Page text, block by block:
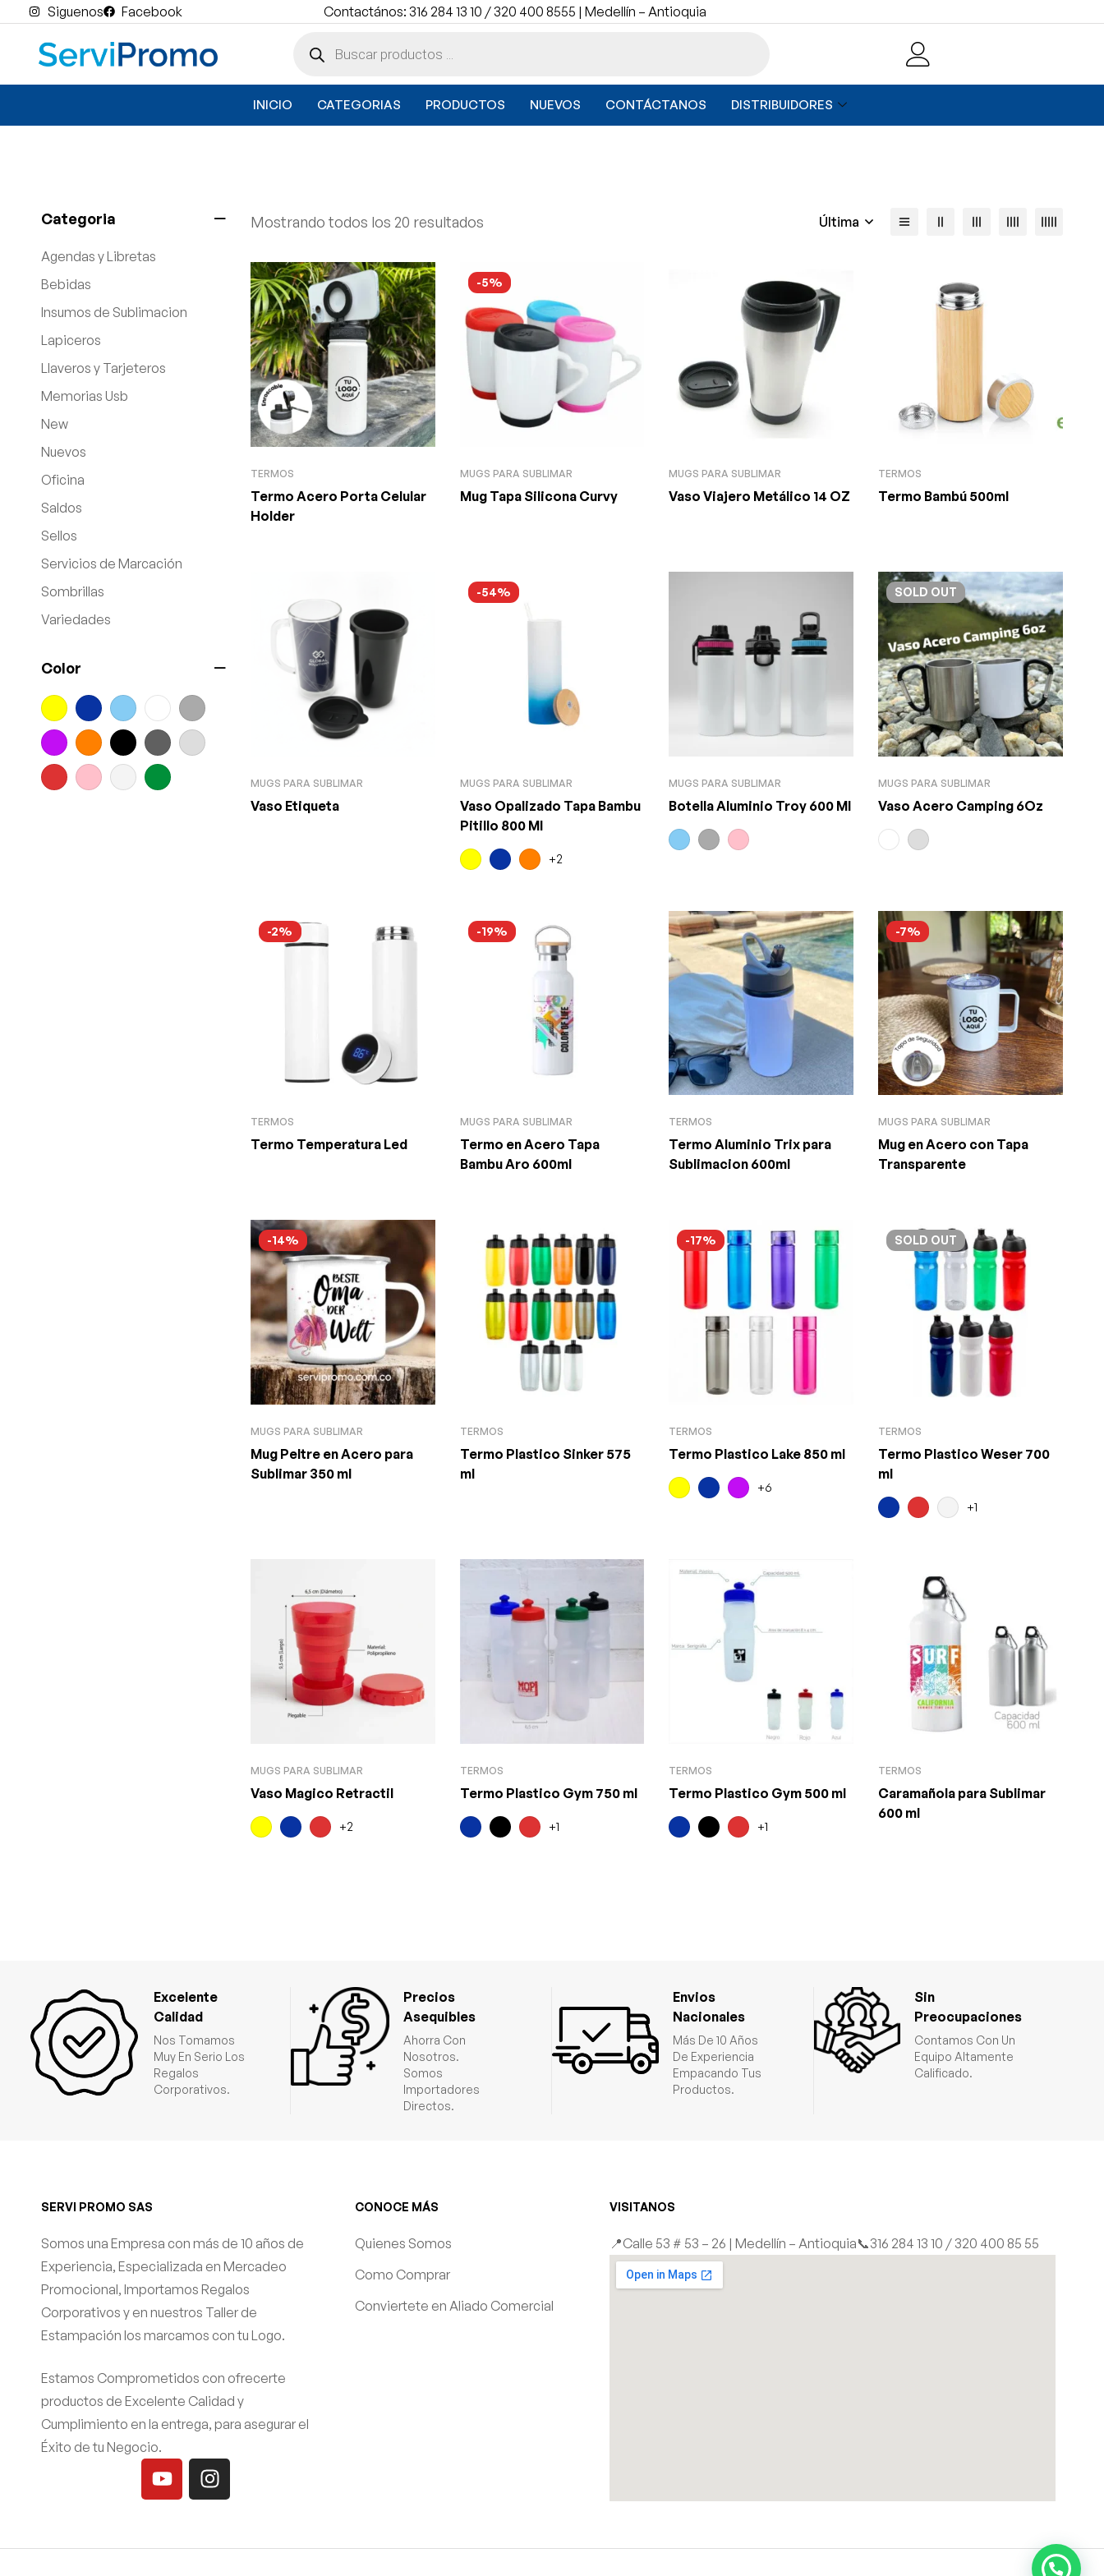
Siguenos Facebook Contactános: 316 284 13 10 / 320 400 8555 | Medellín – Antioquia
INICIO CATEGORIAS PRODUCTOS NUEVOS CONTÁCTANOS DISTRIBUIDORES
Categoria
Agendas y Libretas
Bebidas
Insumos de Sublimacion
Lapiceros
Llaveros y Tarjeteros
Memorias Usb
New
Nuevos
Oficina
Saldos
Sellos
Servicios de Marcación
Sombrillas
Variedades
Color
Mostrando todos los 20 resultados Última
TERMOS
Termo Acero Porta Celular
Holder
-5%
MUGS PARA SUBLIMAR
Mug Tapa Silicona Curvy
MUGS PARA SUBLIMAR
Vaso Viajero Metálico 14 OZ
TERMOS
Termo Bambú 500ml
MUGS PARA SUBLIMAR
Vaso Etiqueta
-54%
MUGS PARA SUBLIMAR
Vaso Opalizado Tapa Bambu
Pitillo 800 Ml
+2
MUGS PARA SUBLIMAR
Botella Aluminio Troy 600 Ml
SOLD OUT
MUGS PARA SUBLIMAR
Vaso Acero Camping 6Oz
-2%
TERMOS
Termo Temperatura Led
-19%
MUGS PARA SUBLIMAR
Termo en Acero Tapa
Bambu Aro 600ml
TERMOS
Termo Aluminio Trix para
Sublimacion 600ml
-7%
MUGS PARA SUBLIMAR
Mug en Acero con Tapa
Transparente
-14%
MUGS PARA SUBLIMAR
Mug Peltre en Acero para
Sublimar 350 ml
TERMOS
Termo Plastico Sinker 575
ml
-17%
TERMOS
Termo Plastico Lake 850 ml
+6
SOLD OUT
TERMOS
Termo Plastico Weser 700
ml
+1
MUGS PARA SUBLIMAR
Vaso Magico Retractil
+2
TERMOS
Termo Plastico Gym 750 ml
+1
TERMOS
Termo Plastico Gym 500 ml
+1
TERMOS
Caramañola para Sublimar
600 ml
Excelente
Calidad
Nos Tomamos
Muy En Serio Los
Regalos
Corporativos.
Precios
Asequibles
Ahorra Con
Nosotros.
Somos
Importadores
Directos.
Envios
Nacionales
Más De 10 Años
De Experiencia
Empacando Tus
Productos.
Sin
Preocupaciones
Contamos Con Un
Equipo Altamente
Calificado.
SERVI PROMO SAS
Somos una Empresa con más de 10 años de
Experiencia, Especializada en Mercadeo
Promocional, Importamos Regalos
Corporativos y en nuestros Taller de
Estampación los marcamos con tu Logo.
Estamos Comprometidos con ofrecerte
productos de Excelente Calidad y
Cumplimiento en la entrega, para asegurar el
Éxito de tu Negocio.
CONOCE MÁS
Quienes Somos
Como Comprar
Conviertete en Aliado Comercial
VISITANOS
📍Calle 53 # 53 – 26 | Medellín – Antioquia📞316 284 13 10 / 320 400 85 55